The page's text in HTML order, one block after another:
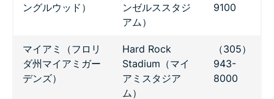
ングルウッド）
ンゼルススタジ
アム）
9100
マイアミ（フロリ
ダ州マイアミガー
デンズ）
Hard Rock
Stadium（マイ
アミスタジア
ム）
（305）
943-
8000